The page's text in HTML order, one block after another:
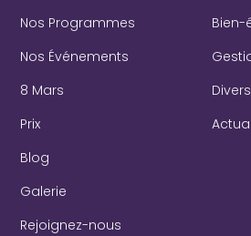
Nos Programmes
Nos Événements
8 Mars
Prix
Blog
Galerie
Rejoignez-nous
Bien-